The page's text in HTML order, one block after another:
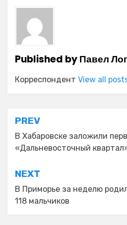
Published byПавел
Корреспондент View all
Навигация
по
записям
PREV
В Хабаровске заложили
«Дальневосточный
NEXT
В Приморье за неделю
118 мальчиков